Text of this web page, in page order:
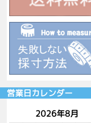
営業日カレンダー
2026年8月